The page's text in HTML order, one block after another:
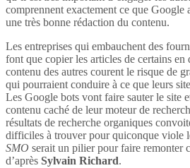
comprennent exactement ce que Google
une très bonne rédaction du contenu.
Les entreprises qui embauchent des
font que copier les articles de certains
contenu des autres courent le risque de
qui pourraient conduire à ce que leurs
Les Google bots vont faire sauter le site
contenu caché de leur moteur de
résultats de recherche organiques
difficiles à trouver pour quiconque viole
SMO serait un pilier pour faire remonter
d’après Sylvain Richard.